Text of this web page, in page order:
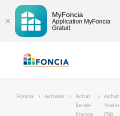
MyFoncia
Application MyFoncia
Gratuit
Foncia Acheter
Achat
Île-de-
France
Achat
(78)